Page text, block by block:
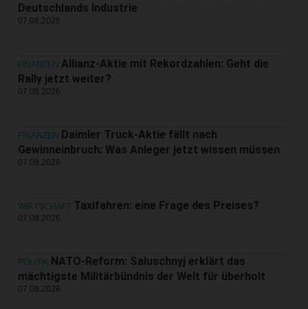
Deutschlands Industrie
07.08.2026
FINANZEN Allianz-Aktie mit Rekordzahlen: Geht die
Rally jetzt weiter?
07.08.2026
FINANZEN Daimler Truck-Aktie fällt nach
Gewinneinbruch: Was Anleger jetzt wissen müssen
07.08.2026
WIRTSCHAFT Taxifahren: eine Frage des Preises?
07.08.2026
POLITIK NATO-Reform: Saluschnyj erklärt das
mächtigste Militärbündnis der Welt für überholt
07.08.2026